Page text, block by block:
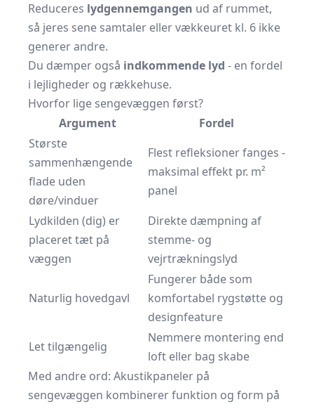
Reduceres lydgennemgangen ud af rummet,
så jeres sene samtaler eller vækkeuret kl. 6 ikke
generer andre.
Du dæmper også indkommende lyd - en fordel
i lejligheder og rækkehuse.
Hvorfor lige sengevæggen først?
Argument
Fordel
Største
sammenhængende
flade uden
døre/vinduer
Flest refleksioner fanges -
maksimal effekt pr. m²
panel
Lydkilden (dig) er
placeret tæt på
væggen
Direkte dæmpning af
stemme- og
vejrtrækningslyd
Naturlig hovedgavl
Fungerer både som
komfortabel rygstøtte og
designfeature
Let tilgængelig
Nemmere montering end
loft eller bag skabe
Med andre ord: Akustikpaneler på
sengevæggen kombinerer funktion og form på